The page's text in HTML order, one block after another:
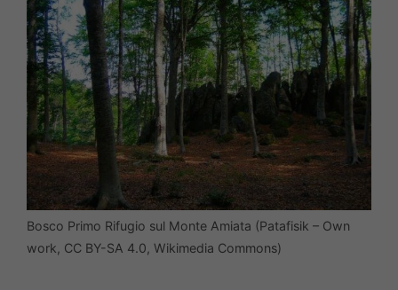
Bosco Primo Rifugio sul Monte Amiata (Patafisik – Own
work, CC BY-SA 4.0, Wikimedia Commons)